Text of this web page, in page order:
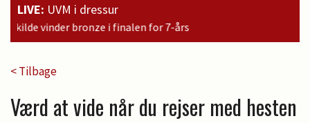
LIVE: UVM i dressur
< Tilbage
Værd at vide når du rejser med hesten